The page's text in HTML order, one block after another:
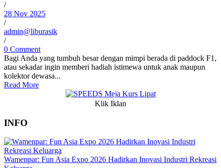
/
28 Nov 2025
/
admin@liburasik
/
0 Comment
Bagi Anda yang tumbuh besar dengan mimpi berada di paddock F1,
atau sekadar ingin memberi hadiah istimewa untuk anak maupun
kolektor dewasa...
Read More
Klik Iklan
INFO
Wamenpar: Fun Asia Expo 2026 Hadirkan Inovasi Industri Rekreasi